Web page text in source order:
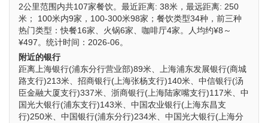
2公里范围内共107家餐饮。最近距离: 38米，最远距离: 250
米； 100米内9家，100-300米98家；餐饮类型34种，前三种
热门类型：快餐16家、火锅6家、咖啡厅4家。人均约¥8～
¥497。统计时间：2026-06。
附近的银行
距离上海银行(浦东分行营业部)89米、上海浦东发展银行(商城
路支行)213米、招商银行(上海张杨支行)140米、中信银行(汤
臣金融大厦支行)337米、浙商银行(上海陆家嘴支行)117米、中
国光大银行(浦东支行)143米、中国农业银行(上海东昌支
行)250米、中国银行(浦东分行)234米、中国光大银行(上海分